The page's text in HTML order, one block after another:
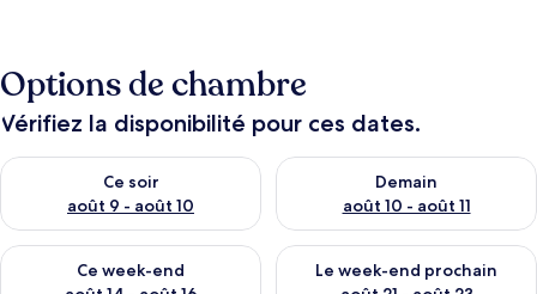
Options de chambre
Vérifiez la disponibilité pour ces dates.
Ce soir
août 9 - août 10
Vérifier la disponibilité pour ce soir août 9 - août 10
Demain
août 10 - août 11
Vérifier la disponibilité pour
Ce week-end
Vérifier la disponibilité pour ce week-end août 14 - août 16
Le week-end prochain
Vérifier la disponibilité pour